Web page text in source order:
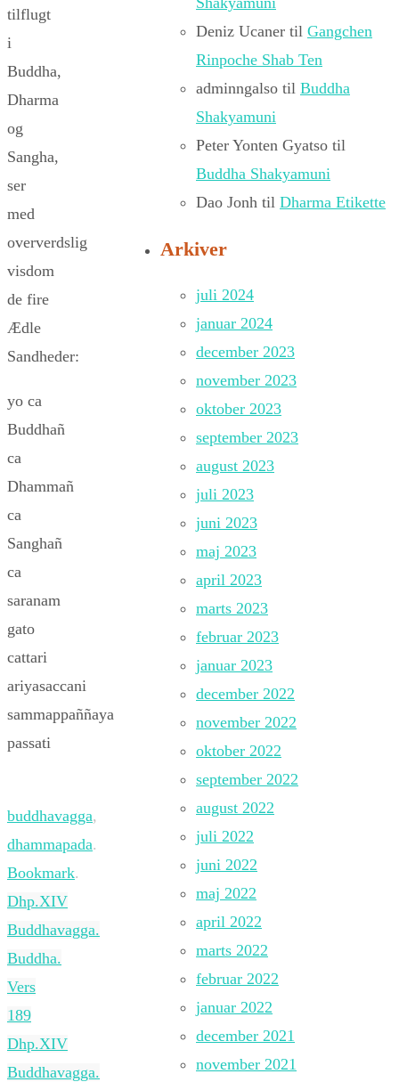
tilflugt
i
Buddha,
Dharma
og
Sangha,
ser
med
oververdslig
visdom
de fire
Ædle
Sandheder:
yo ca
Buddhañ
ca
Dhammañ
ca
Sanghañ
ca
saranam
gato
cattari
ariyasaccani
sammappaññaya
passati
buddhavagga,
dhammapada.
Bookmark.
Dhp.XIV
Buddhavagga.
Buddha.
Vers
189
Dhp.XIV
Buddhavagga.
Deniz Ucaner til Gangchen
Rinpoche Shab Ten
adminngalso til Buddha
Shakyamuni
Peter Yonten Gyatso til
Buddha Shakyamuni
Dao Jonh til Dharma Etikette
Arkiver
juli 2024
januar 2024
december 2023
november 2023
oktober 2023
september 2023
august 2023
juli 2023
juni 2023
maj 2023
april 2023
marts 2023
februar 2023
januar 2023
december 2022
november 2022
oktober 2022
september 2022
august 2022
juli 2022
juni 2022
maj 2022
april 2022
marts 2022
februar 2022
januar 2022
december 2021
november 2021